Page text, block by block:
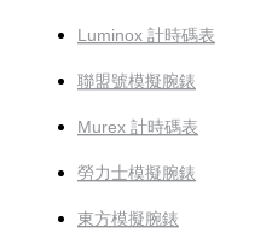
Luminox 計時碼表
聯盟號模擬腕錶
Murex 計時碼表
勞力士模擬腕錶
東方模擬腕錶